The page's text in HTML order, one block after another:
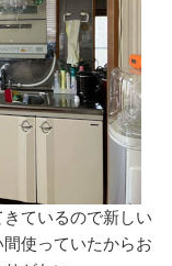
ているので新しい
使っていたからお